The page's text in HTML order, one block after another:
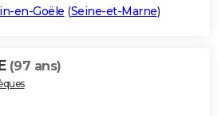
en-Goële (Seine-et-Marne)
(97 ans)